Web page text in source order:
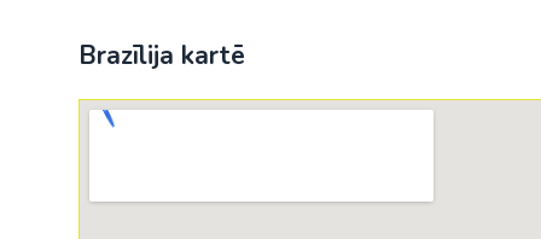
Brazīlija kartē